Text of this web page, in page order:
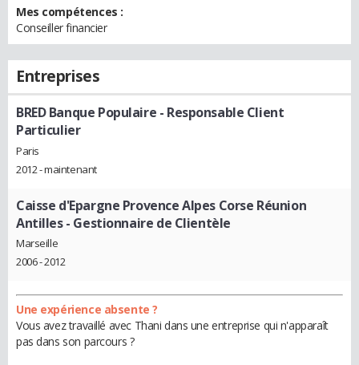
Mes compétences :
Conseiller financier
Entreprises
BRED Banque Populaire - Responsable Client
Particulier
Paris
2012 - maintenant
Caisse d'Epargne Provence Alpes Corse Réunion
Antilles- Gestionnaire de Clientèle
Marseille
2006 - 2012
Une expérience absente ?
Vous avez travaillé avec Thani dans une entreprise qui n'apparaît
pas dans son parcours ?